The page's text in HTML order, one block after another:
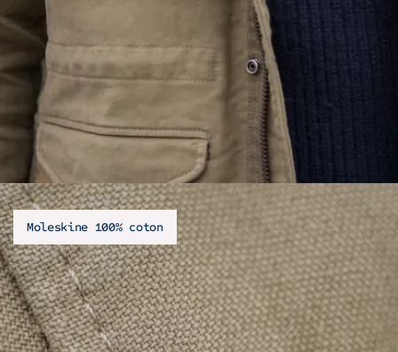
Moleskine 100% coton